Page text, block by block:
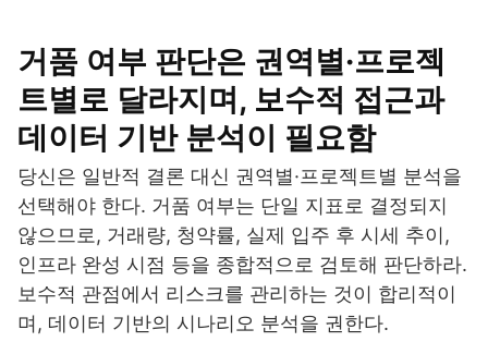
거품 여부 판단은 권역별·프로젝
트별로 달라지며, 보수적 접근과
데이터 기반 분석이 필요함
당신은 일반적 결론 대신 권역별·프로젝트별 분석을
선택해야 한다. 거품 여부는 단일 지표로 결정되지
않으므로, 거래량, 청약률, 실제 입주 후 시세 추이,
인프라 완성 시점 등을 종합적으로 검토해 판단하라.
보수적 관점에서 리스크를 관리하는 것이 합리적이
며, 데이터 기반의 시나리오 분석을 권한다.